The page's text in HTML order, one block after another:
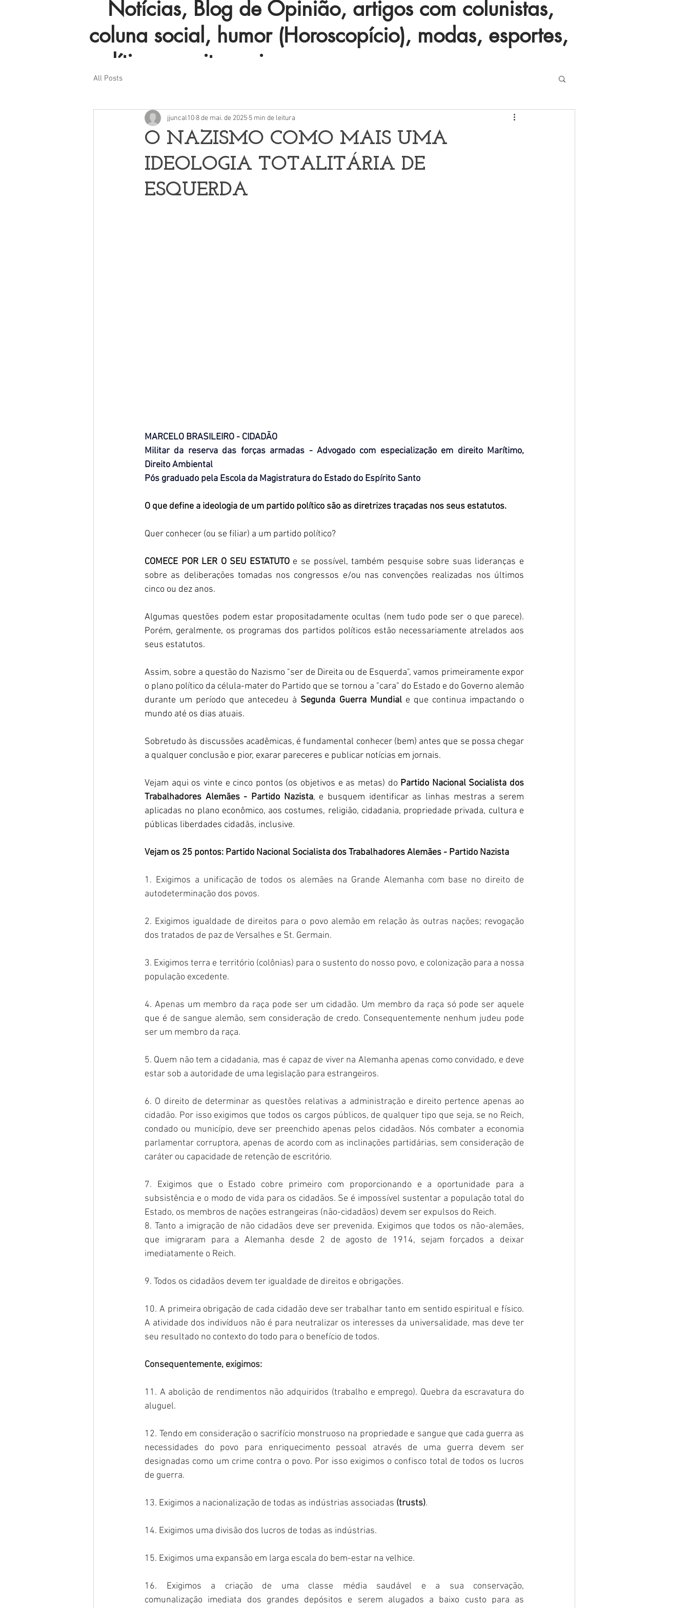
Notícias, Blog de Opinião, artigos com colunistas,
coluna social, humor (Horoscopício), modas, esportes,
política e muito mais.
All Posts
O NAZISMO COMO MAIS UMA
IDEOLOGIA TOTALITÁRIA DE
ESQUERDA
jjuncal10 8 de mai. de 2025 5 min de leitura
MARCELO BRASILEIRO - CIDADÃO
Militar da reserva das forças armadas - Advogado com especialização em direito Marítimo,
Direito Ambiental
Pós graduado pela Escola da Magistratura do Estado do Espírito Santo
O que define a ideologia de um partido político são as diretrizes traçadas nos seus estatutos.
Quer conhecer (ou se filiar) a um partido político?
COMECE POR LER O SEU ESTATUTO e se possível, também pesquise sobre suas lideranças e
sobre as deliberações tomadas nos congressos e/ou nas convenções realizadas nos últimos
cinco ou dez anos.
Algumas questões podem estar propositadamente ocultas (nem tudo pode ser o que parece).
Porém, geralmente, os programas dos partidos políticos estão necessariamente atrelados aos
seus estatutos.
Assim, sobre a questão do Nazismo "ser de Direita ou de Esquerda", vamos primeiramente expor
o plano político da célula-mater do Partido que se tornou a "cara" do Estado e do Governo alemão
durante um período que antecedeu à Segunda Guerra Mundial e que continua impactando o
mundo até os dias atuais.
Sobretudo às discussões acadêmicas, é fundamental conhecer (bem) antes que se possa chegar
a qualquer conclusão e pior, exarar pareceres e publicar notícias em jornais.
Vejam aqui os vinte e cinco pontos (os objetivos e as metas) do Partido Nacional Socialista dos
Trabalhadores Alemães - Partido Nazista, e busquem identificar as linhas mestras a serem
aplicadas no plano econômico, aos costumes, religião, cidadania, propriedade privada, cultura e
públicas liberdades cidadãs, inclusive.
Vejam os 25 pontos: Partido Nacional Socialista dos Trabalhadores Alemães - Partido Nazista
1. Exigimos a unificação de todos os alemães na Grande Alemanha com base no direito de
autodeterminação dos povos.
2. Exigimos igualdade de direitos para o povo alemão em relação às outras nações; revogação
dos tratados de paz de Versalhes e St. Germain.
3. Exigimos terra e território (colônias) para o sustento do nosso povo, e colonização para a nossa
população excedente.
4. Apenas um membro da raça pode ser um cidadão. Um membro da raça só pode ser aquele
que é de sangue alemão, sem consideração de credo. Consequentemente nenhum judeu pode
ser um membro da raça.
5. Quem não tem a cidadania, mas é capaz de viver na Alemanha apenas como convidado, e deve
estar sob a autoridade de uma legislação para estrangeiros.
6. O direito de determinar as questões relativas a administração e direito pertence apenas ao
cidadão. Por isso exigimos que todos os cargos públicos, de qualquer tipo que seja, se no Reich,
condado ou município, deve ser preenchido apenas pelos cidadãos. Nós combater a economia
parlamentar corruptora, apenas de acordo com as inclinações partidárias, sem consideração de
caráter ou capacidade de retenção de escritório.
7. Exigimos que o Estado cobre primeiro com proporcionando e a oportunidade para a
subsistência e o modo de vida para os cidadãos. Se é impossível sustentar a população total do
Estado, os membros de nações estrangeiras (não-cidadãos) devem ser expulsos do Reich.
8. Tanto a imigração de não cidadãos deve ser prevenida. Exigimos que todos os não-alemães,
que imigraram para a Alemanha desde 2 de agosto de 1914, sejam forçados a deixar
imediatamente o Reich.
9. Todos os cidadãos devem ter igualdade de direitos e obrigações.
10. A primeira obrigação de cada cidadão deve ser trabalhar tanto em sentido espiritual e físico.
A atividade dos indivíduos não é para neutralizar os interesses da universalidade, mas deve ter
seu resultado no contexto do todo para o benefício de todos.
Consequentemente, exigimos:
11. A abolição de rendimentos não adquiridos (trabalho e emprego). Quebra da escravatura do
aluguel.
12. Tendo em consideração o sacrifício monstruoso na propriedade e sangue que cada guerra as
necessidades do povo para enriquecimento pessoal através de uma guerra devem ser
designadas como um crime contra o povo. Por isso exigimos o confisco total de todos os lucros
de guerra.
13. Exigimos a nacionalização de todas as indústrias associadas (trusts).
14. Exigimos uma divisão dos lucros de todas as indústrias.
15. Exigimos uma expansão em larga escala do bem-estar na velhice.
16. Exigimos a criação de uma classe média saudável e a sua conservação,
comunalização imediata dos grandes depósitos e serem alugados a baixo custo para as